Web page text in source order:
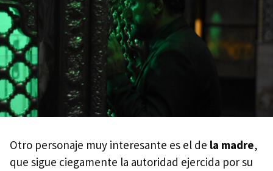
Otro personaje muy interesante es el de la madre,
que sigue ciegamente la autoridad ejercida por su